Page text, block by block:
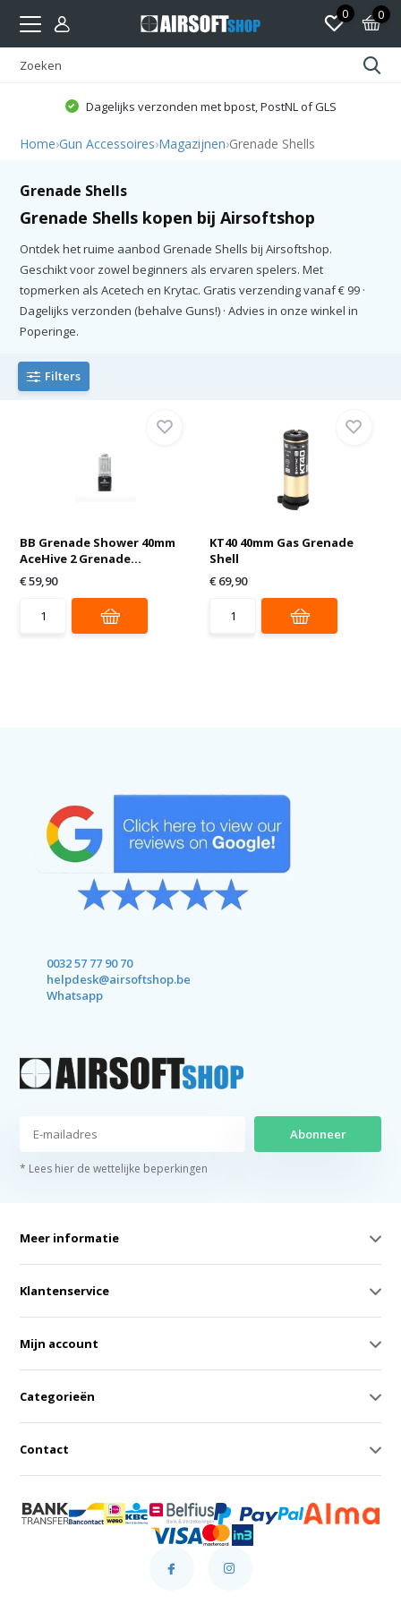
0 0
Dagelijks verzonden met bpost, PostNL of GLS
Home›Gun Accessoires›Magazijnen›Grenade Shells
Grenade Shells
Grenade Shells kopen bij Airsoftshop
Ontdek het ruime aanbod Grenade Shells bij Airsoftshop.
Geschikt voor zowel beginners als ervaren spelers. Met
topmerken als Acetech en Krytac. Gratis verzending vanaf € 99 ·
Dagelijks verzonden (behalve Guns!) · Advies in onze winkel in
Poperinge.
Filters
BB Grenade Shower 40mm
AceHive 2 Grenade...
€ 59,90
KT40 40mm Gas Grenade
Shell
€ 69,90
0032 57 77 90 70
helpdesk@airsoftshop.be
Whatsapp
Abonneer
* Lees hier de wettelijke beperkingen
Meer informatie
Klantenservice
Mijn account
Categorieën
Contact